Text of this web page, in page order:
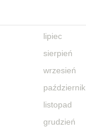
lipiec
sierpień
wrzesień
październik
listopad
grudzień